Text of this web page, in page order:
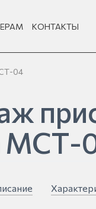
КОНТАКТЫ
04
МСТ-